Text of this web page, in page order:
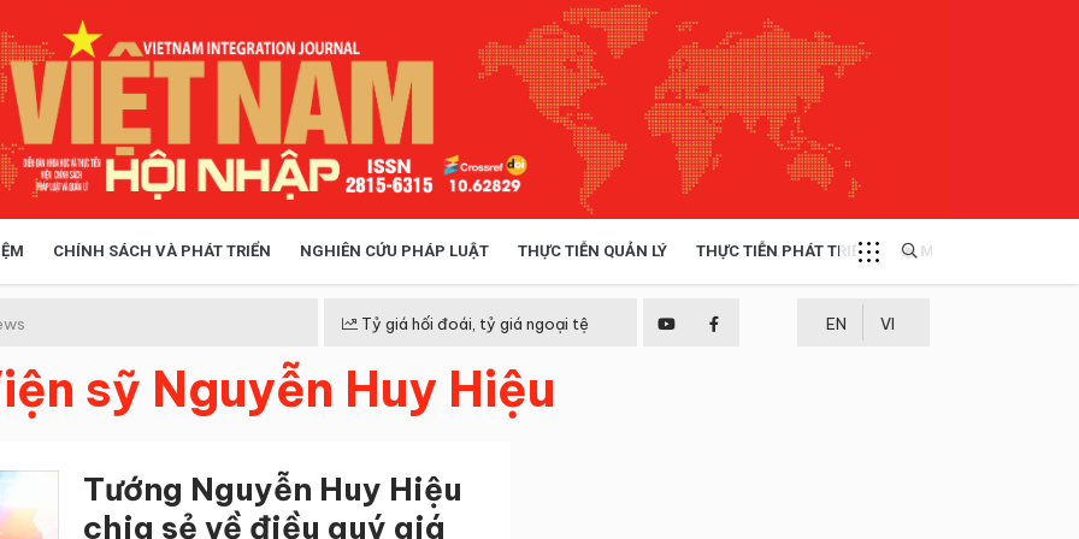
CHÍNH SÁCH VÀ PHÁT TRIỂN NGHIÊN CỨU PHÁP LUẬT THỰC TIỄN QUẢN LÝ THỰC TIỄN PHÁT TRIỂN MULTIMEDIA
Tỷ giá hối đoái, tỷ giá ngoại tệ EN VI
sỹ Nguyễn Huy Hiệu
Tướng Nguyễn Huy Hiệu
chia sẻ về điều quý giá